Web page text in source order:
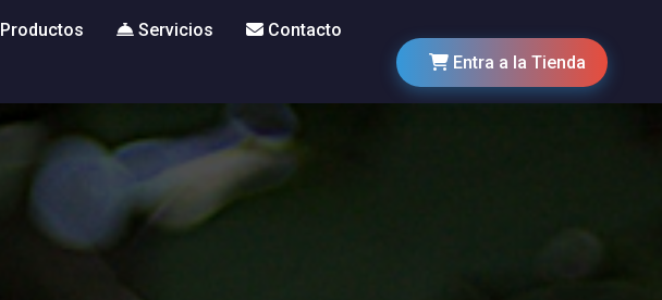
Productos Servicios
Contacto
Entra a la Tienda